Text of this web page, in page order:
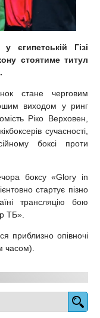
єгипетській Гізі
стоятиме титул
стане черговим
виходом у ринг
Ріко Верховен,
сучасності,
боксі проти
боксу «Glory in
стартує пізно
трансляцію бою
ТБ».
приблизно опівночі
часом).